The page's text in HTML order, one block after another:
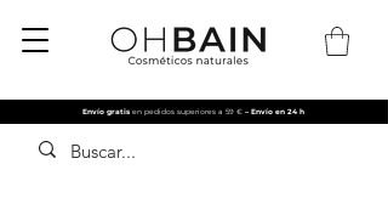
Envío gratis en pedidos superiores a 59 € – Envío en 24 h